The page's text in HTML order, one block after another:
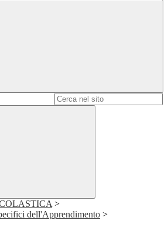
>
dell'Apprendimento >